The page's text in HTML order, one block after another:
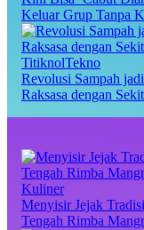
Keluar Grup Tanpa
TitiknolTekno
Revolusi Sampah
Raksasa dengan
Kuliner
Menyisir Jejak
Tengah Rimba